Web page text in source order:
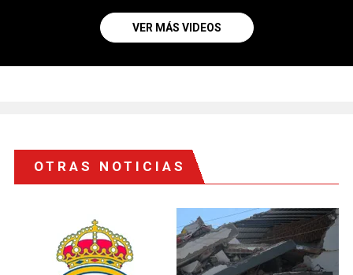
VER MÁS VIDEOS
OTRAS NOTICIAS